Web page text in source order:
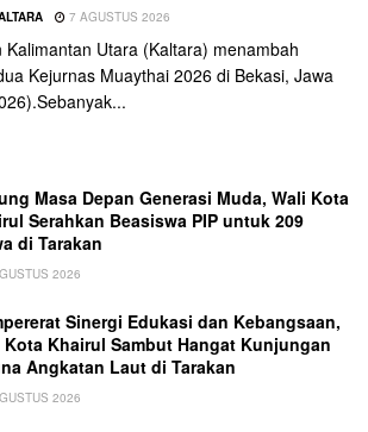
7 AGUSTUS 2026
Kalimantan Utara (Kaltara) menambah
Kejurnas Muaythai 2026 di Bekasi, Jawa
Masa Depan Generasi Muda, Wali Kota
Serahkan Beasiswa PIP untuk 209
di Tarakan
2026
Sinergi Edukasi dan Kebangsaan,
Kota Khairul Sambut Hangat Kunjungan
Angkatan Laut di Tarakan
2026